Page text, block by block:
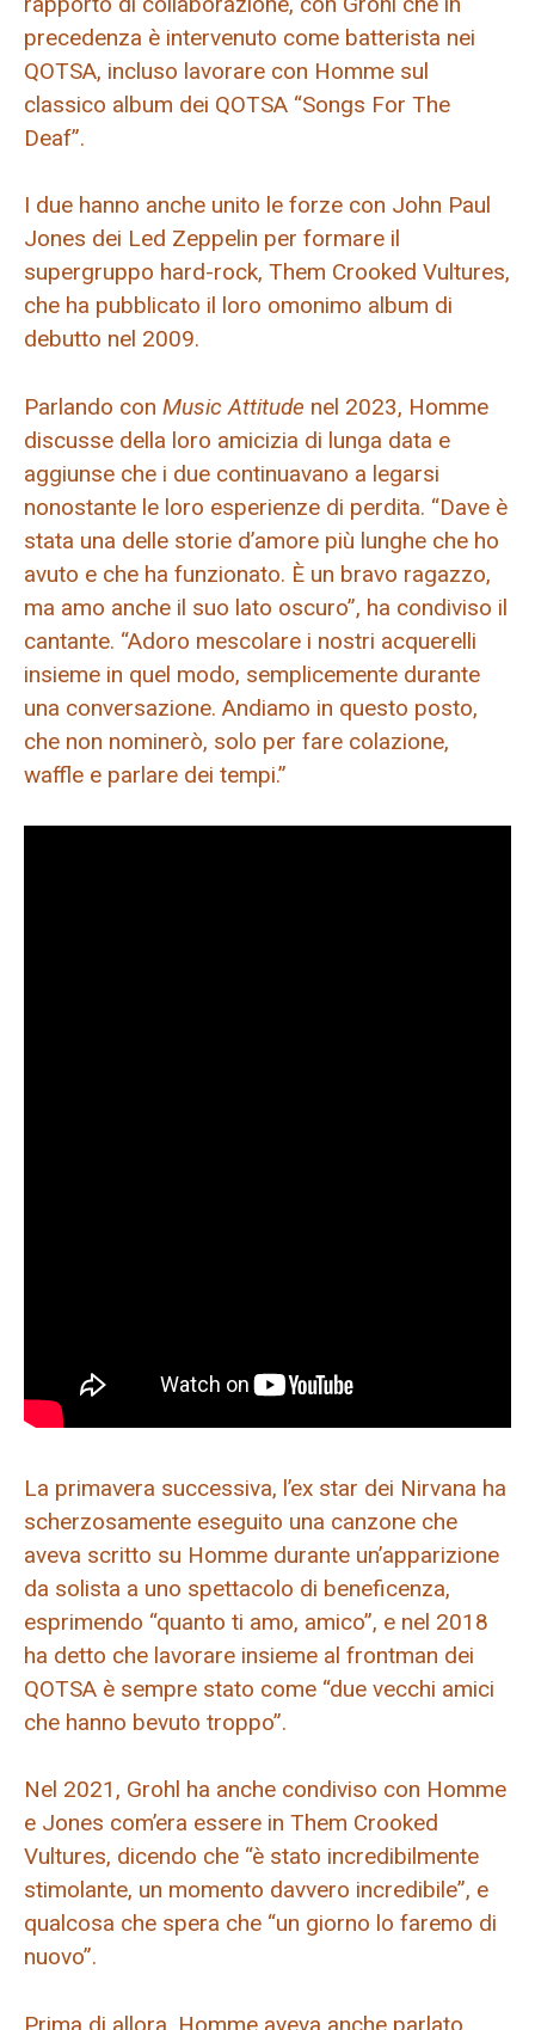
precedenza è intervenuto come batterista nei
QOTSA, incluso lavorare con Homme sul
classico album dei QOTSA “Songs For The
Deaf”.
I due hanno anche unito le forze con John Paul
Jones dei Led Zeppelin per formare il
supergruppo hard-rock, Them Crooked Vultures,
che ha pubblicato il loro omonimo album di
debutto nel 2009.
Parlando con Music Attitude nel 2023, Homme
discusse della loro amicizia di lunga data e
aggiunse che i due continuavano a legarsi
nonostante le loro esperienze di perdita. “Dave è
stata una delle storie d’amore più lunghe che ho
avuto e che ha funzionato. È un bravo ragazzo,
ma amo anche il suo lato oscuro”, ha condiviso il
cantante. “Adoro mescolare i nostri acquerelli
insieme in quel modo, semplicemente durante
una conversazione. Andiamo in questo posto,
che non nominerò, solo per fare colazione,
waffle e parlare dei tempi.”
La primavera successiva, l’ex star dei Nirvana ha
scherzosamente eseguito una canzone che
aveva scritto su Homme durante un’apparizione
da solista a uno spettacolo di beneficenza,
esprimendo “quanto ti amo, amico”, e nel 2018
ha detto che lavorare insieme al frontman dei
QOTSA è sempre stato come “due vecchi amici
che hanno bevuto troppo”.
Nel 2021, Grohl ha anche condiviso con Homme
e Jones com’era essere in Them Crooked
Vultures, dicendo che “è stato incredibilmente
stimolante, un momento davvero incredibile”, e
qualcosa che spera che “un giorno lo faremo di
nuovo”.
Prima di allora, Homme aveva anche parlato